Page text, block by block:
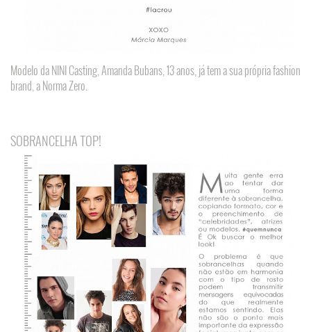
Modelo da NINI Casting, Amanda Bubans, 13 anos, já tem a sua própria fashion
brand, a Norma Zero.
SOBRANCELHA TOP!